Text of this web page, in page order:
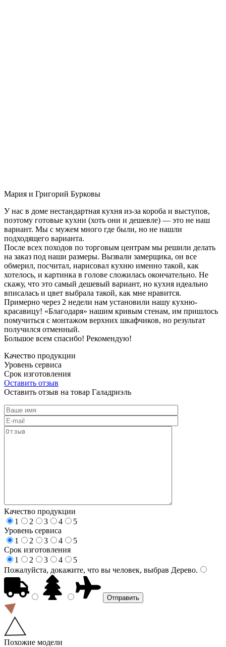
Мария и Григорий Бурковы
У нас в доме нестандартная кухня из-за короба и выступов,
поэтому готовые кухни (хоть они и дешевле) — это не наш
вариант. Мы с мужем много где были, но не нашли
подходящего варианта.
После всех походов по торговым центрам мы решили делать
на заказ под наши размеры. Вызвали замерщика, он все
обмерил, посчитал, нарисовал кухню именно такой, как
хотелось, и картинка в голове сложилась окончательно. Не
скажу, что это самый дешевый вариант, но кухня идеально
вписалась и цвет выбрала такой, как мне нравится.
Примерно через 2 недели нам установили нашу кухню-
красавицу! «Благодаря» нашим кривым стенам, им пришлось
помучиться с монтажом верхних шкафчиков, но результат
получился отменный.
Большое всем спасибо! Рекомендую!
Качество продукции
Уровень сервиса
Срок изготовления
Оставить отзыв
Оставить отзыв на товар Галадриэль
Качество продукции
1
2 3 4
5
Уровень сервиса
1
2 3 4
5
Срок изготовления
1
2 3 4
5
Пожалуйста, докажите, что вы человек, выбрав Дерево.
Похожие модели